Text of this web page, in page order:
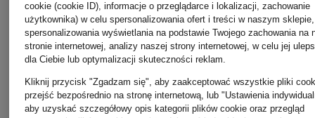
Łańcuszek
BOLD
CHAIN
ze
Naszyjnik
LAMETTA
BOLD
ze
cookie (cookie ID), informacje o przeglądarce i lokalizacji, zachowanie
użytkownika) w celu spersonalizowania ofert i treści w naszym sklepie,
spersonalizowania wyświetlania na podstawie Twojego zachowania na
stronie internetowej, analizy naszej strony internetowej, w celu jej
dla Ciebie lub optymalizacji skuteczności reklam.
Kliknij przycisk "Zgadzam się", aby zaakceptować wszystkie pliki
przejść bezpośrednio na stronę internetową, lub "Ustawienia
aby uzyskać szczegółowy opis kategorii plików cookie oraz przegląd